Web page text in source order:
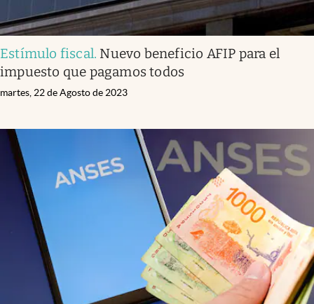
Estímulo fiscal. Nuevo beneficio AFIP para el
impuesto que pagamos todos
martes, 22 de Agosto de 2023